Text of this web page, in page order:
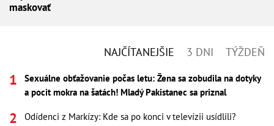
maskovať
NAJČÍTANEJŠIE 3 DNI TÝŽDEŇ
Sexuálne obťažovanie počas letu: Žena sa zobudila na dotyky
a pocit mokra na šatách! Mladý Pakistanec sa priznal
Odídenci z Markízy: Kde sa po konci v televízii usídlili?